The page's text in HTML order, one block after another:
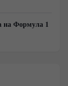
на Формула 1